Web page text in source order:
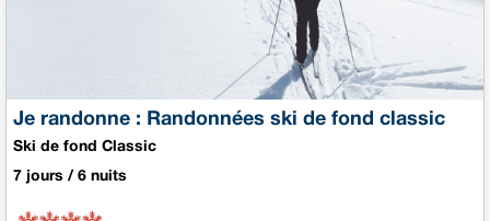
Je randonne : Randonnées ski de fond classic
Ski de fond Classic
7 jours / 6 nuits